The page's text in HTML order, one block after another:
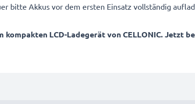
bitte Akkus vor dem ersten Einsatz vollständig
LCD-Ladegerät von CELLONIC. Jetzt